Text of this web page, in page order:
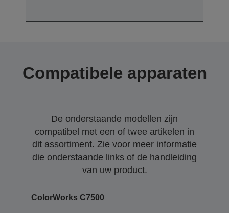
Compatibele apparaten
De onderstaande modellen zijn
compatibel met een of twee artikelen in
dit assortiment. Zie voor meer informatie
die onderstaande links of de handleiding
van uw product.
ColorWorks C7500